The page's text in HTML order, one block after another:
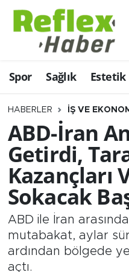
Spor Sağlık Estetik
HABERLER İŞ VE
ABD-İran
Getirdi,
Kazançları
Sokacak
ABD ile İran
mutabakat, aylar
ardından bölgede
açtı.
Eğitim
Estetik
Firmalardan
Güncel
İş ve Ekonomi
Moda-Magazin-
Sağlık
Nöbetçi Eczaneler
Hava Durumu
Namaz Vakitleri
Trafik Durumu
Şampiyonlar Ligi
Tüm Manşetler
Son Dakika